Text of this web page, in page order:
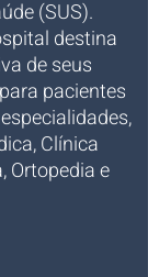
(SUS).
destina
de seus
pacientes
Clínica
Ortopedia e